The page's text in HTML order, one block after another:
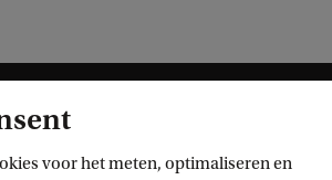
voor het meten, optimaliseren en